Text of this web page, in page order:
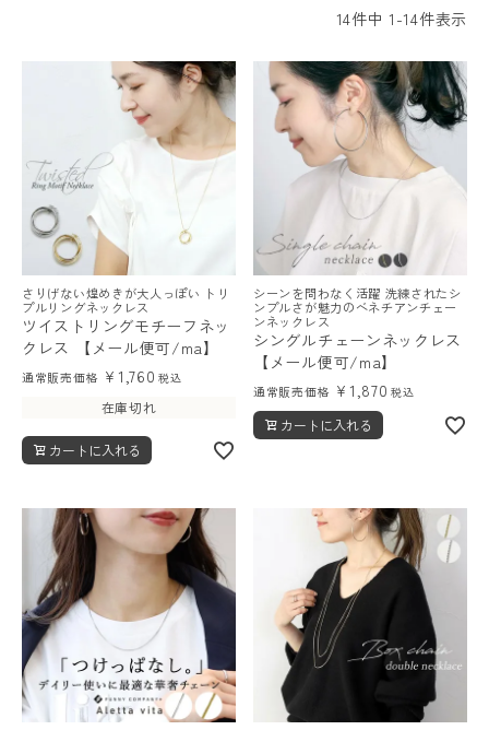
ようこそ ゲスト 様
会員登録
レディーストップス
レディースボトムス
ご利用ガイド
14件中 1 -14件表示
さりげない煌めきが大人っぽい トリ
プルリングネックレス
ツイストリングモチーフネッ
クレス 【メール便可/ma】
通常販売価格 ¥ 1,760 税込
在庫切れ
カートに入れる
シーンを問わなく活躍 洗練されたシ
ンプルさが魅力のベネチアンチェー
ンネックレス
シングルチェーンネックレス
【メール便可/ma】
通常販売価格 ¥ 1,870 税込
カートに入れる